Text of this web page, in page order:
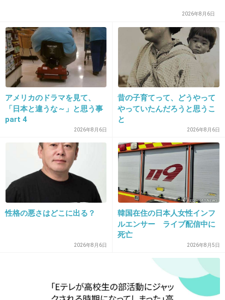
無 免 許 て ！
バカなの？
+59 -3
22. 匿名2018/10/26(金) 10:45:38
車を貸す方も貸す方だよね。
+103
23. 匿名2018/10/26(金) 10:46:23
-6
2018/10/26(金) 10:47:19
2026年8月6日
アメリカのドラマを見て、
「日本と違うな～」と思う事
part 4
2026年8月6日
昔の子育てって、どうやって
やっていたんだろうと思うこ
と
2026年8月6日
性格の悪さはどこに出る？
2026年8月6日
韓国在住の日本人女性インフ
ルエンサー ライブ配信中に
死亡
2026年8月5日